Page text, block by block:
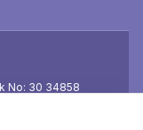
No: 30 34858